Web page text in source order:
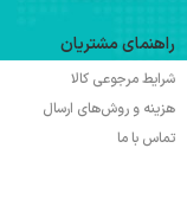
راهنمای مشتریان
شرایط مرجوعی کالا
هزینه و روش‌های ارسال
تماس با ما